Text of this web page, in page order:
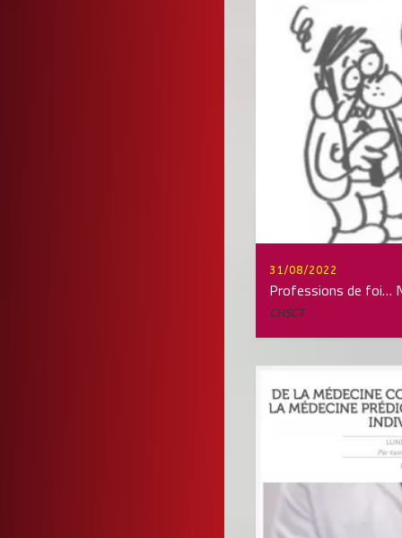
31/08/2022
Professions de foi…
CHSCT